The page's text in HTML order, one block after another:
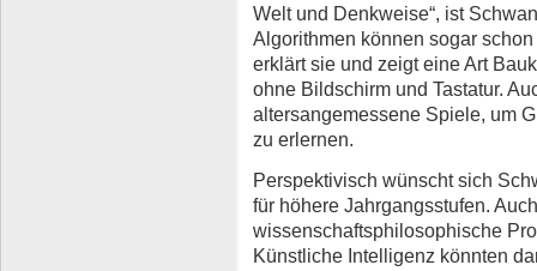
Welt und Denkweise“, ist
Algorithmen können sogar
erklärt sie und zeigt eine Art
ohne Bildschirm und Tastatur.
altersangemessene Spiele, um
zu erlernen.
Perspektivisch wünscht sich
für höhere Jahrgangsstufen.
wissenschaftsphilosophische
Künstliche Intelligenz könnten